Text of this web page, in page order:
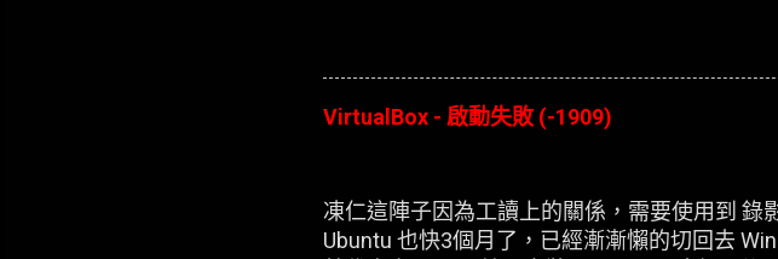
VirtualBox - 啟動失敗 (-1909)
凍仁這陣子因為工讀上的關係，需要使用到 錄
Ubuntu 也快3個月了，已經漸漸懶的切回去